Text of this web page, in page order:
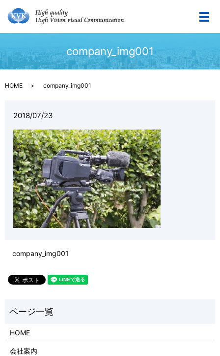
メ
company_img001
HOME company_img001
2018/07/23
company_img001
HOME
会社案内